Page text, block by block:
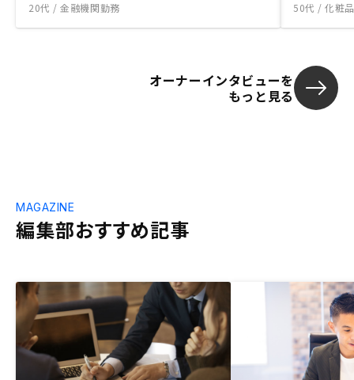
20代 / 金融機関勤務 50代 / 化粧
オーナーインタビューを
もっと見る
編集部おすすめ記事
MAGAZINE